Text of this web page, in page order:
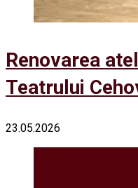
Renovarea
Teatrului
23.05.2026